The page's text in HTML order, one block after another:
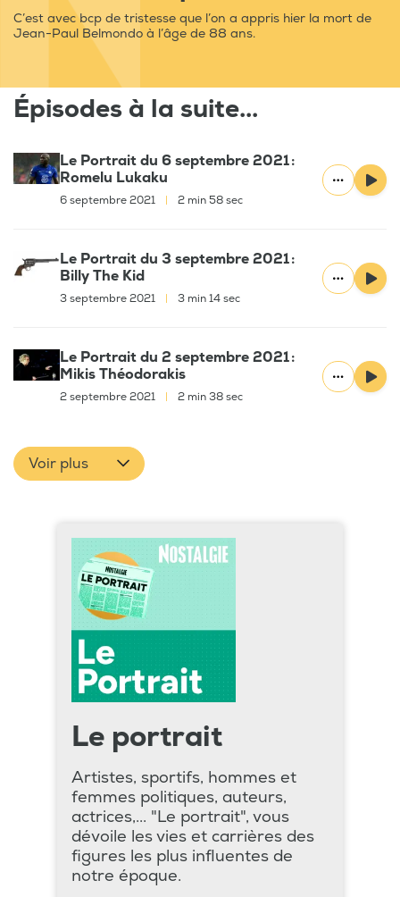
C’est avec bcp de tristesse que l’on a appris hier la mort de
Jean-Paul Belmondo à l’âge de 88 ans.
Épisodes à la suite...
Le Portrait du 6 septembre 2021 :
Romelu Lukaku
6 septembre 2021 2 min 58 sec
Le Portrait du 3 septembre 2021 :
Billy The Kid
3 septembre 2021 3 min 14 sec
Le Portrait du 2 septembre 2021 :
Mikis Théodorakis
2 septembre 2021 2 min 38 sec
Voir plus
Le portrait
Artistes, sportifs, hommes et
femmes politiques, auteurs,
actrices,... "Le portrait", vous
dévoile les vies et carrières des
figures les plus influentes de
notre époque.